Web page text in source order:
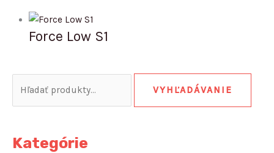
VYHĽADÁVANIE
Kategórie
Force Low S1